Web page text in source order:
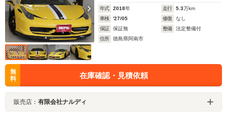
年式 2018年 走行 5.3万km
車検
'27/05 修復
なし
保証
保証無 整備
法定整備付
住所
徳島県阿南市
無
料
在庫確認・見積依頼
販売店： 有限会社ナルディ